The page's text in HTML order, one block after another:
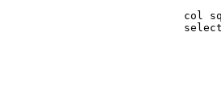
col